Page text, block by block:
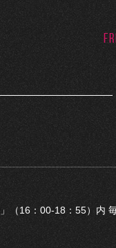
（16：00-18：55）内